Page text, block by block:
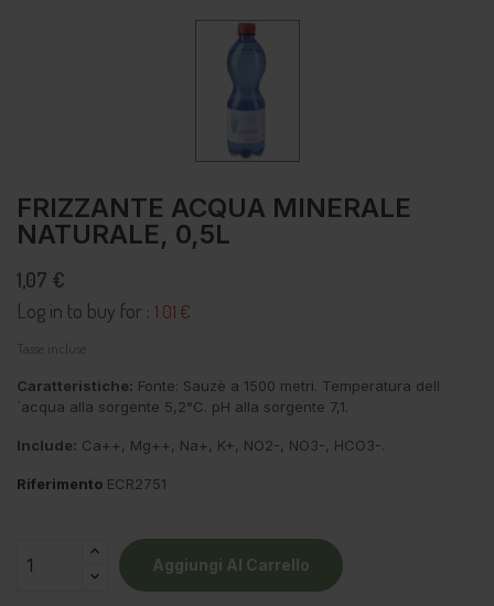
FRIZZANTE ACQUA MINERALE
NATURALE, 0,5L
1,07 €
Log in to buy for : 1.01 €
Tasse incluse
Caratteristiche: Fonte: Sauzè a 1500 metri. Temperatura dell
´acqua alla sorgente 5,2°C. pH alla sorgente 7,1.
Include: Ca++, Mg++, Na+, K+, NO2-, NO3-, HCO3-.
Riferimento ECR2751
Aggiungi Al Carrello